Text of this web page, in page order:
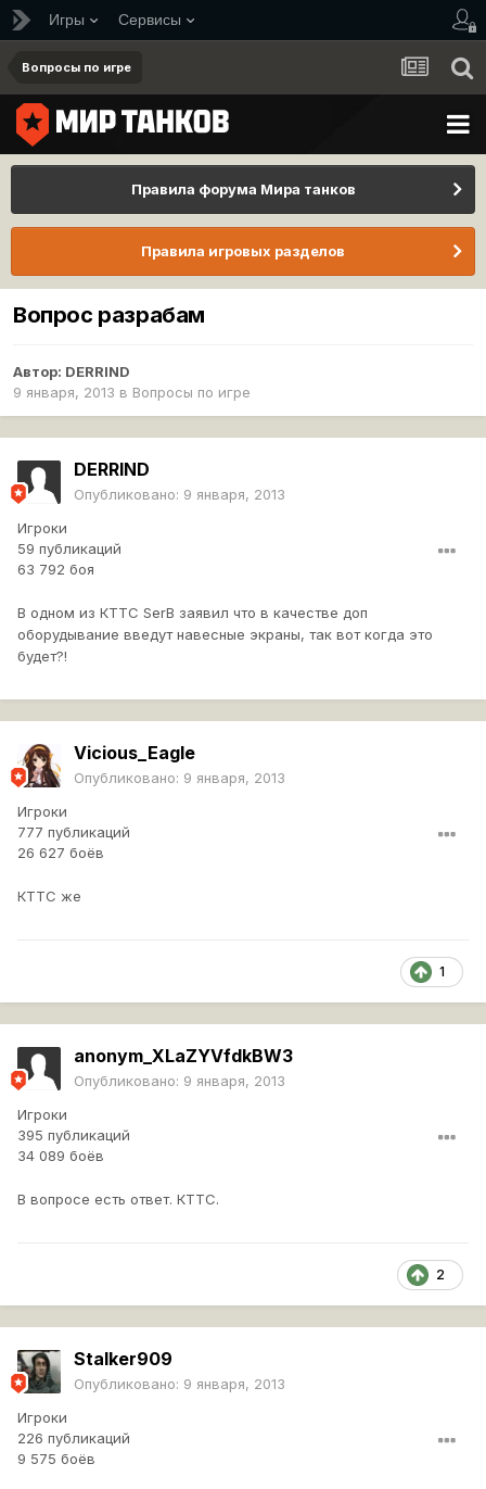
Игры Сервисы
Вопросы по игре
Правила форума Мира танков
Правила игровых разделов
Вопрос разрабам
Автор: DERRIND
9 января, 2013 в Вопросы по игре
DERRIND
Опубликовано: 9 января, 2013
Игроки
59 публикаций
63 792 боя
В одном из КТТС SerB заявил что в качестве доп
оборудывание введут навесные экраны, так вот когда это
будет?!
Vicious_Eagle
Опубликовано: 9 января, 2013
Игроки
777 публикаций
26 627 боёв
КТТС же
1
anonym_XLaZYVfdkBW3
Опубликовано: 9 января, 2013
Игроки
395 публикаций
34 089 боёв
В вопросе есть ответ. КТТС.
2
Stalker909
Опубликовано: 9 января, 2013
Игроки
226 публикаций
9 575 боёв